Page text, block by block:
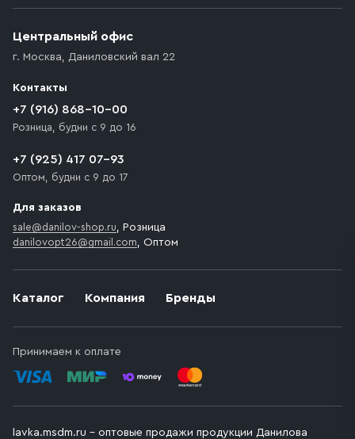
Каталог Компания Бренды
Принимаем к оплате
Центральный офис
г. Москва, Даниловский вал 22
Контакты
+7 (916) 868-10-00
Розница, будни с 9 до 16
+7 (925) 417 07-93
Оптом, будни с 9 до 17
Для заказов
sale@danilov-shop.ru, Розница
danilovopt26@gmail.com, Оптом
lavka.msdm.ru – оптовые продажи продукции Данилова